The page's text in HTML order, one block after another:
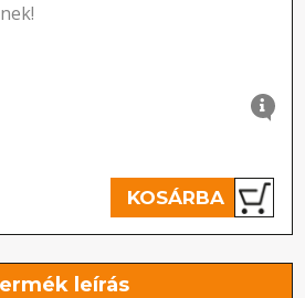
KOSÁRBA
leírás